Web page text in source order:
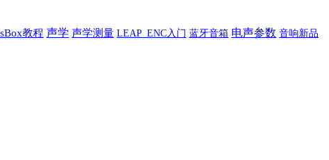
教程 声学 声学测量 LEAP_ENC入门 蓝牙音箱 电声参数 音响新品